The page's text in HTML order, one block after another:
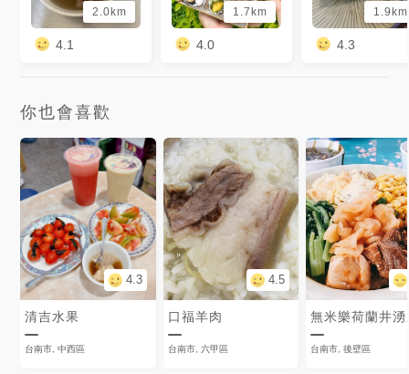
2.0km
4.1
1.7km
4.0
1.9km
4.3
你也會喜歡
4.3
清吉水果
台南市, 中西區
4.5
口福羊肉
台南市, 六甲區 台南市, 後壁區